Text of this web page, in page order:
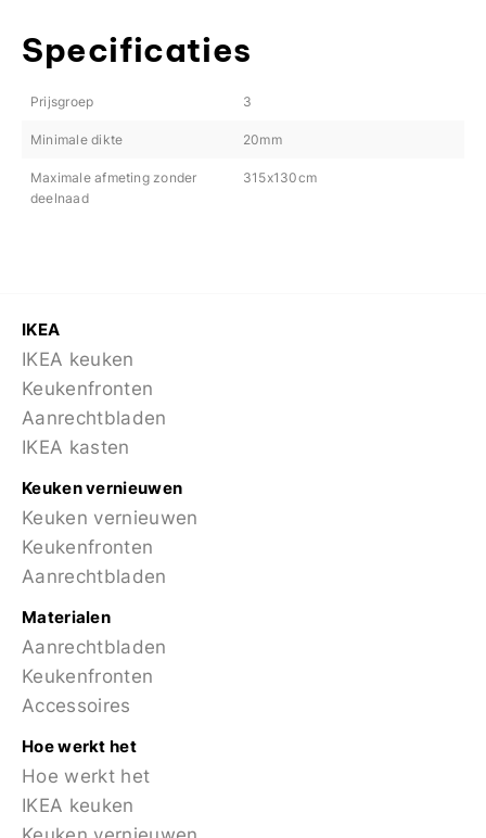
Specificaties
Prijsgroep 3
Minimale dikte 20mm
Maximale afmeting zonder
deelnaad
315x130cm
IKEA
IKEA keuken
Keukenfronten
Aanrechtbladen
IKEA kasten
Keuken vernieuwen
Keuken vernieuwen
Keukenfronten
Aanrechtbladen
Materialen
Aanrechtbladen
Keukenfronten
Accessoires
Hoe werkt het
Hoe werkt het
IKEA keuken